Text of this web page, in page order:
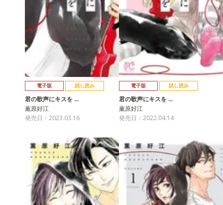
電子版 試し読み
君の歌声にキスを …
薫原好江
発売日：2023.03.16
電子版 試し読み
君の歌声にキスを …
薫原好江
発売日：2022.04.14